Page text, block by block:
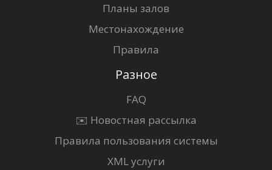
Планы залов
Местонахождение
Правила
Разное
FAQ
✉️ Новостная рассылка
Правила пользования системы
XML услуги